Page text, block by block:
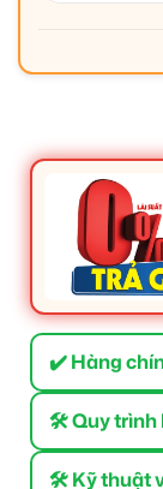
✔️ Hàng
🛠 Quy trình
🛠 Kỹ thuật